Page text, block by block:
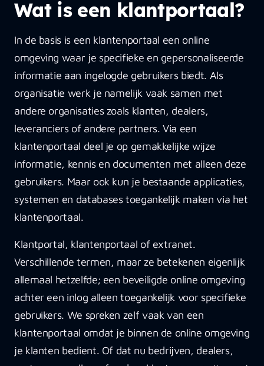
Wat is een klantportaal?
In de basis is een klantenportaal een online
omgeving waar je specifieke en gepersonaliseerde
informatie aan ingelogde gebruikers biedt. Als
organisatie werk je namelijk vaak samen met
andere organisaties zoals klanten, dealers,
leveranciers of andere partners. Via een
klantenportaal deel je op gemakkelijke wijze
informatie, kennis en documenten met alleen deze
gebruikers. Maar ook kun je bestaande applicaties,
systemen en databases toegankelijk maken via het
klantenportaal.
Klantportal, klantenportaal of extranet.
Verschillende termen, maar ze betekenen eigenlijk
allemaal hetzelfde; een beveiligde online omgeving
achter een inlog alleen toegankelijk voor specifieke
gebruikers. We spreken zelf vaak van een
klantenportaal omdat je binnen de online omgeving
je klanten bedient. Of dat nu bedrijven, dealers,